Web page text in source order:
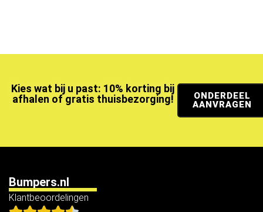
Kies wat bij u past: 10% korting bij
afhalen of gratis thuisbezorging!
ONDERDEEL
AANVRAGEN
Bumpers.nl
Klantbeoordelingen